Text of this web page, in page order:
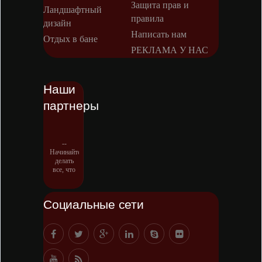
Ландшафтный
дизайн
Отдых в бане
Защита прав и
правила
Написать нам
РЕКЛАМА У НАС
Наши
партнеры
--
Начинайте
делать
все, что
можете
и даже то,
о чем
можете
хотя бы
мечтать.
-- Все
Социальные сети